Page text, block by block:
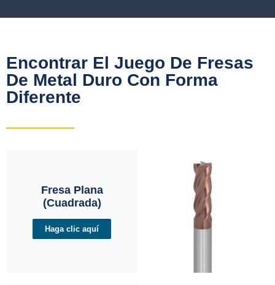
Encontrar El Juego De Fresas
De Metal Duro Con Forma
Diferente
Fresa Plana
(cuadrada)
Haga clic aquí